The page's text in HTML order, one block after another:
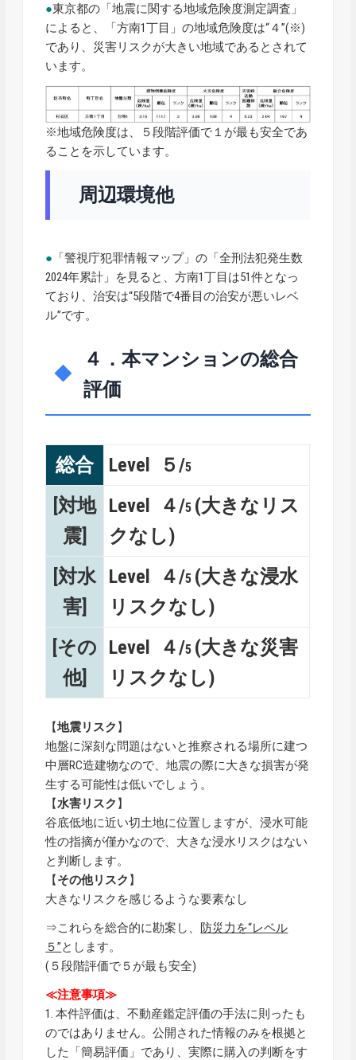
●東京都の「地震に関する地域危険度測定調査」
によると、「方南1丁目」の地域危険度は“４”(※)
であり、災害リスクが大きい地域であるとされて
います。
※地域危険度は、５段階評価で１が最も安全であ
ることを示しています。
周辺環境他
● 「警視庁犯罪情報マップ」の「全刑法犯発生数
2024年累計」を見ると、方南1丁目は51件となっ
ており、治安は“5段階で4番目の治安が悪いレベ
ル”です。
４．本マンションの総合
評価
総合 Level ５/5
[対地
震]
Level ４/5 (大きなリス
クなし)
[対水
害]
Level ４/5 (大きな浸水
リスクなし)
[その
他]
Level ４/5 (大きな災害
リスクなし)
【地震リスク 】
地盤に深刻な問題はないと推察される場所に建つ
中層RC造建物なので、地震の際に大きな損害が発
生する可能性は低いでしょう。
【水害リスク 】
谷底低地に近い切土地に位置しますが、浸水可能
性の指摘が僅かなので、大きな浸水リスクはない
と判断します。
【 その他リスク 】
大きなリスクを感じるような要素なし
⇒これらを総合的に勘案し、 防災力を“レベル
５”とします。
(５段階評価で５が最も安全)
≪注意事項≫
1. 本件評価は、不動産鑑定評価の手法に則ったも
のではありません。公開された情報のみを根拠と
した「簡易評価」であり、実際に購入の判断をす